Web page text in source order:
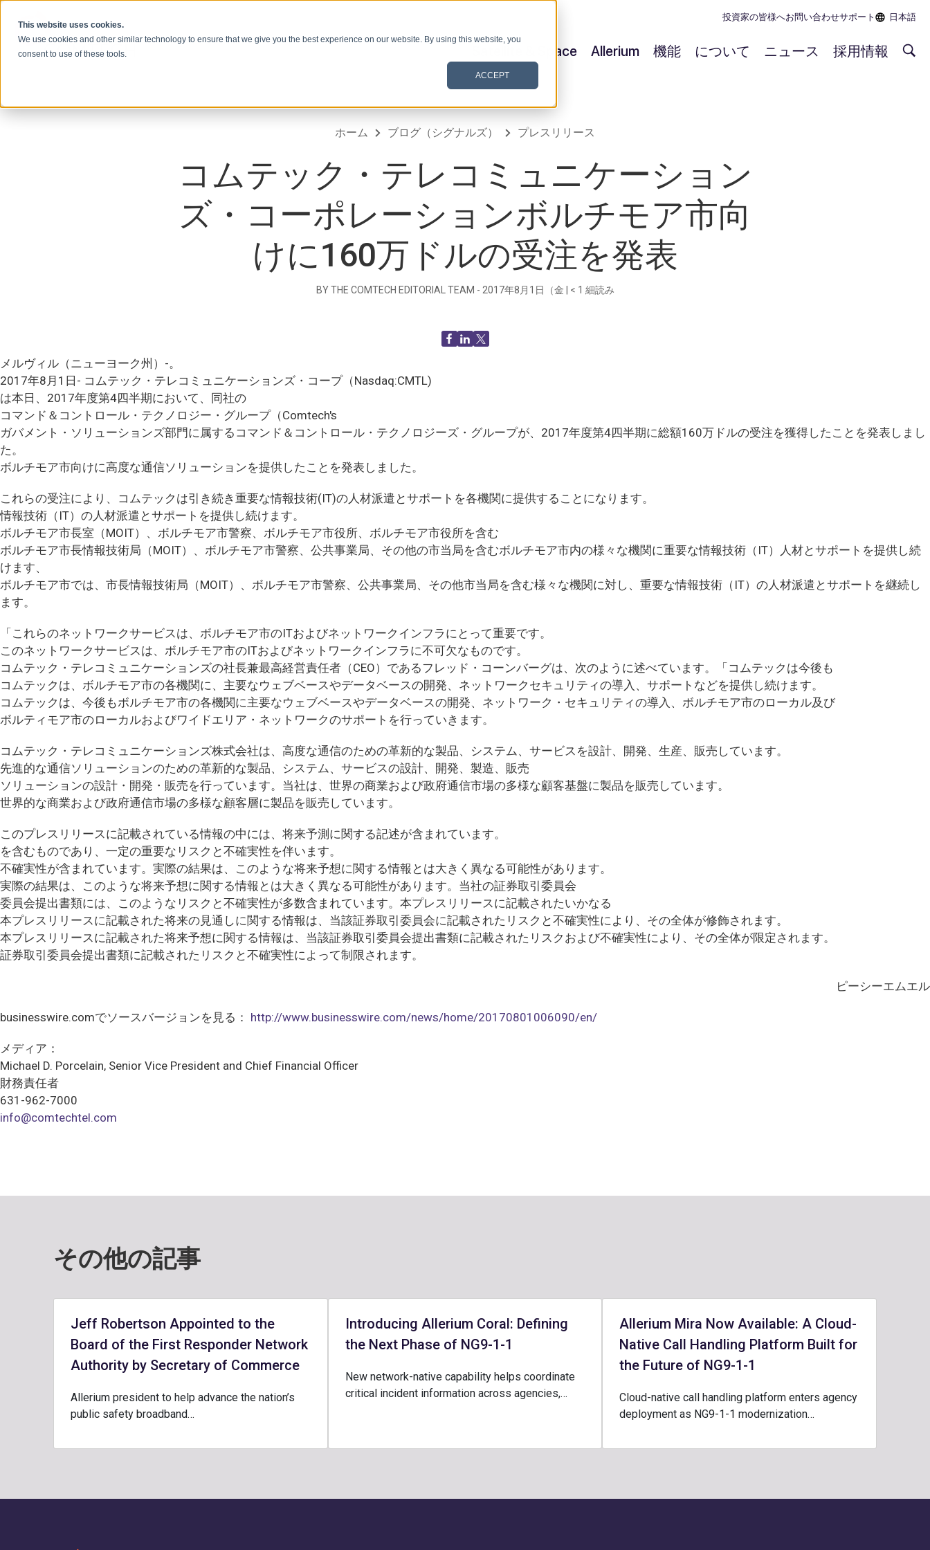
This website uses cookies.
We use cookies and other similar technology to ensure that we give you the best experience on our website. By using this website, you
consent to use of these tools.
ACCEPT
投資家の皆様へお問い合わせサポート 日本語
Satellite & Space Allerium 機能 について ニュース 採用情報
ホーム ブログ（シグナルズ） プレスリリース
コムテック・テレコミュニケーション
ズ・コーポレーションボルチモア市向
けに160万ドルの受注を発表
BY THE COMTECH EDITORIAL TEAM - 2017年8月1日（金 < 1 細読み
メルヴィル（ニューヨーク州）-。
2017年8月1日- コムテック・テレコミュニケーションズ・コープ（Nasdaq:CMTL)
は本日、2017年度第4四半期において、同社の
コマンド＆コントロール・テクノロジー・グループ（Comtech's
ガバメント・ソリューションズ部門に属するコマンド＆コントロール・テクノロジーズ・グループが、2017年度第4四半期に総額160万ドルの受注を獲得したことを発表しまし
た。
ボルチモア市向けに高度な通信ソリューションを提供したことを発表しました。
これらの受注により、コムテックは引き続き重要な情報技術(IT)の人材派遣とサポートを各機関に提供することになります。
情報技術（IT）の人材派遣とサポートを提供し続けます。
ボルチモア市長室（MOIT）、ボルチモア市警察、ボルチモア市役所、ボルチモア市役所を含む
ボルチモア市長情報技術局（MOIT）、ボルチモア市警察、公共事業局、その他の市当局を含むボルチモア市内の様々な機関に重要な情報技術（IT）人材とサポートを提供し続
けます、
ボルチモア市では、市長情報技術局（MOIT）、ボルチモア市警察、公共事業局、その他市当局を含む様々な機関に対し、重要な情報技術（IT）の人材派遣とサポートを継続し
ます。
「これらのネットワークサービスは、ボルチモア市のITおよびネットワークインフラにとって重要です。
このネットワークサービスは、ボルチモア市のITおよびネットワークインフラに不可欠なものです。
コムテック・テレコミュニケーションズの社長兼最高経営責任者（CEO）であるフレッド・コーンバーグは、次のように述べています。「コムテックは今後も
コムテックは、ボルチモア市の各機関に、主要なウェブベースやデータベースの開発、ネットワークセキュリティの導入、サポートなどを提供し続けます。
コムテックは、今後もボルチモア市の各機関に主要なウェブベースやデータベースの開発、ネットワーク・セキュリティの導入、ボルチモア市のローカル及び
ボルティモア市のローカルおよびワイドエリア・ネットワークのサポートを行っていきます。
コムテック・テレコミュニケーションズ株式会社は、高度な通信のための革新的な製品、システム、サービスを設計、開発、生産、販売しています。
先進的な通信ソリューションのための革新的な製品、システム、サービスの設計、開発、製造、販売
ソリューションの設計・開発・販売を行っています。当社は、世界の商業および政府通信市場の多様な顧客基盤に製品を販売しています。
世界的な商業および政府通信市場の多様な顧客層に製品を販売しています。
このプレスリリースに記載されている情報の中には、将来予測に関する記述が含まれています。
を含むものであり、一定の重要なリスクと不確実性を伴います。
不確実性が含まれています。実際の結果は、このような将来予想に関する情報とは大きく異なる可能性があります。
実際の結果は、このような将来予想に関する情報とは大きく異なる可能性があります。当社の証券取引委員会
委員会提出書類には、このようなリスクと不確実性が多数含まれています。本プレスリリースに記載されたいかなる
本プレスリリースに記載された将来の見通しに関する情報は、当該証券取引委員会に記載されたリスクと不確実性により、その全体が修飾されます。
本プレスリリースに記載された将来予想に関する情報は、当該証券取引委員会提出書類に記載されたリスクおよび不確実性により、その全体が限定されます。
証券取引委員会提出書類に記載されたリスクと不確実性によって制限されます。
ピーシーエムエル
businesswire.comでソースバージョンを見る： http://www.businesswire.com/news/home/20170801006090/en/
メディア：
Michael D. Porcelain, Senior Vice President and Chief Financial Officer
財務責任者
631-962-7000
info@comtechtel.com
その他の記事
Jeff Robertson Appointed to the
Board of the First Responder Network
Authority by Secretary of Commerce
Allerium president to help advance the nation’s
public safety broadband…
Introducing Allerium Coral: Defining
the Next Phase of NG9-1-1
New network-native capability helps coordinate
critical incident information across agencies,…
Allerium Mira Now Available: A Cloud-
Native Call Handling Platform Built for
the Future of NG9-1-1
Cloud-native call handling platform enters agency
deployment as NG9-1-1 modernization…